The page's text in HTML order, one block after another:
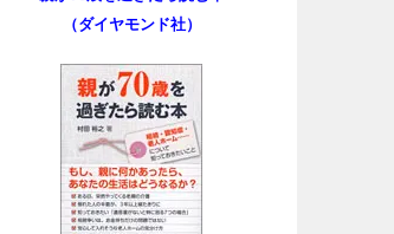
（ダイヤモンド社）